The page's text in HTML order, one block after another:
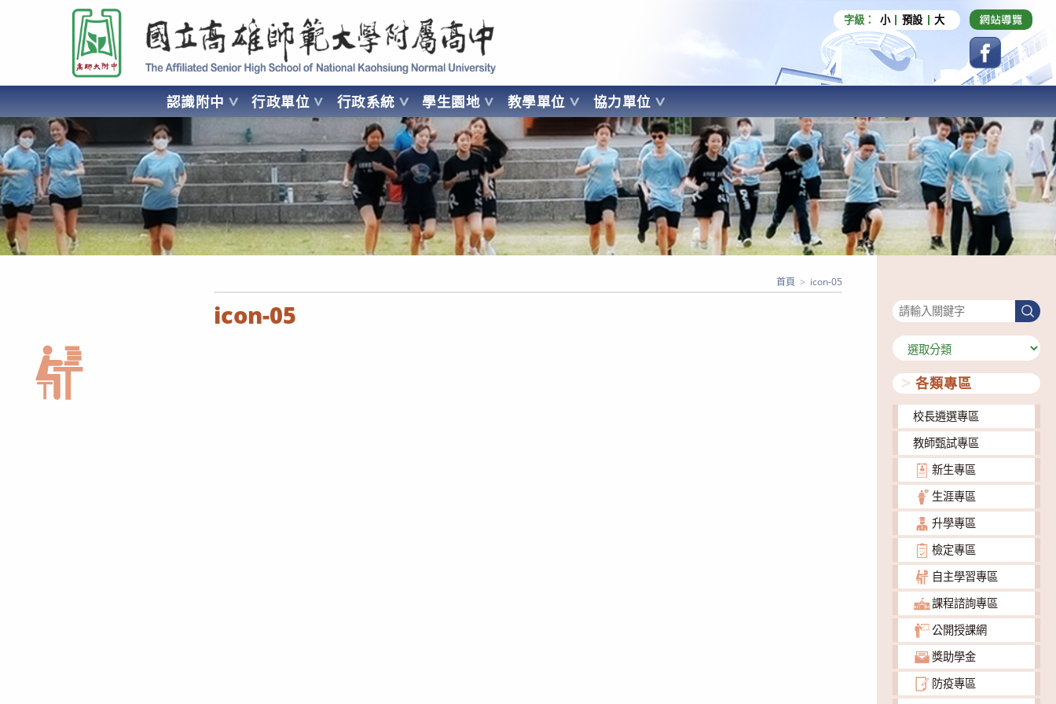
要
容
國立高雄師範大學附屬高級中學 Affiliated Senior High School of National Kaohsiung Normal University
字級： 小 預設 大
認識附中 行政單位 行政系統 學生園地 教學單位 協力單位
AFFILIATED SENIOR HIGH SCHOOL OF NATIONAL KAOHSIUNG NORMAL UNIVERSITY
icon-05
首頁 > icon-05
搜
尋
分
類
各類專區
校長遴選專區
教師甄試專區
新生專區
生涯專區
升學專區
檢定專區
自主學習專區
課程諮詢專區
公開授課網
獎助學金
防疫專區